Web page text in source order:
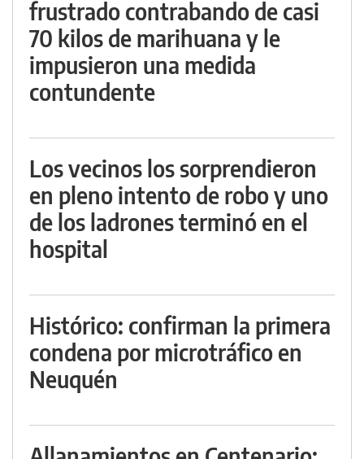
frustrado contrabando de casi
70 kilos de marihuana y le
impusieron una medida
contundente
Los vecinos los sorprendieron
en pleno intento de robo y uno
de los ladrones terminó en el
hospital
Histórico: confirman la primera
condena por microtráfico en
Neuquén